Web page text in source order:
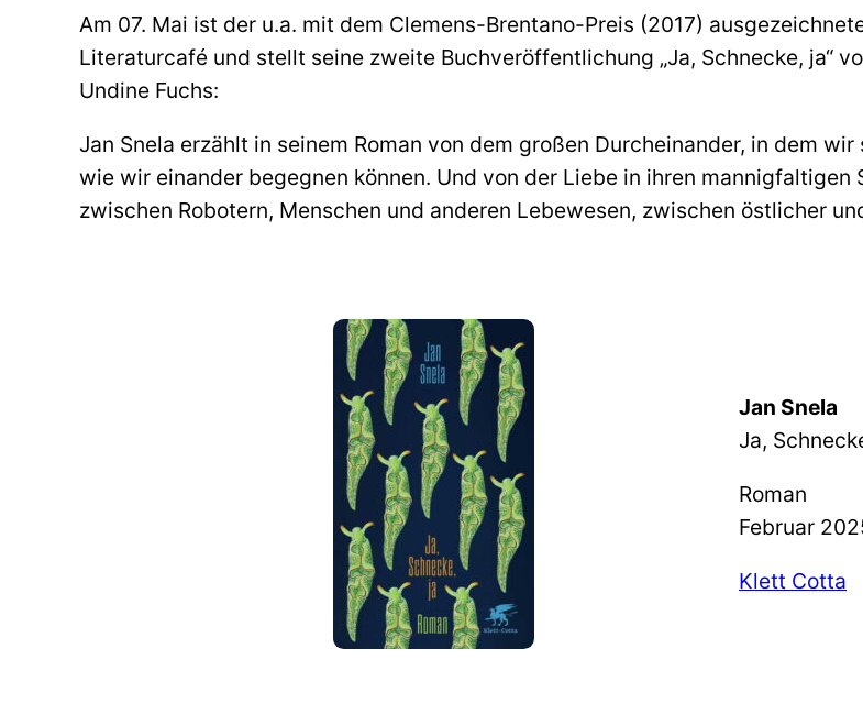
Am 07. Mai ist der u.a. mit dem Clemens-Brentano-Preis (2017)
Literaturcafé und stellt seine zweite Buchveröffentlichung „Ja, Schnecke, ja“
Undine Fuchs:
Jan Snela erzählt in seinem Roman von dem großen Durcheinander, in dem
wie wir einander begegnen können. Und von der Liebe in ihren
zwischen Robotern, Menschen und anderen Lebewesen, zwischen östlicher
Jan Snela
Ja,
Roman
Februar
Klett Cotta